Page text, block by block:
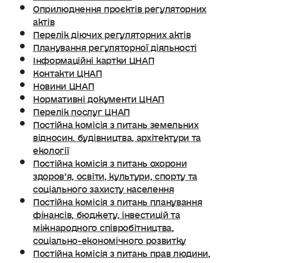
Оприлюднення проєктів регуляторних
актів
Перелік діючих регуляторних актів
Планування регуляторної діяльності
Інформаційні картки ЦНАП
Контакти ЦНАП
Новини ЦНАП
Нормативні документи ЦНАП
Перелік послуг ЦНАП
Постійна комісія з питань земельних
відносин. будівництва, архітектури та
екології
Постійна комісія з питань охорони
здоров’я, освіти, культури, спорту та
соціального захисту населення
Постійна комісія з питань планування
фінансів, бюджету, інвестицій та
міжнародного співробітництва,
соціально-економічного розвитку
Постійна комісія з питань прав людини,